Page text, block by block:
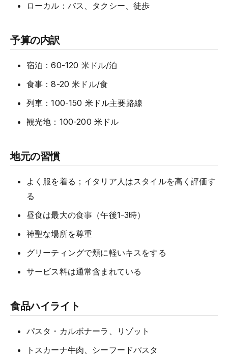
ローカル：バス、タクシー、徒歩
予算の内訳
宿泊：60-120 米ドル/泊
食事：8-20 米ドル/食
列車：100-150 米ドル主要路線
観光地：100-200 米ドル
地元の習慣
よく服を着る；イタリア人はスタイルを高く評価す
る
昼食は最大の食事（午後1-3時）
神聖な場所を尊重
グリーティングで頬に軽いキスをする
サービス料は通常含まれている
食品ハイライト
パスタ・カルボナーラ、リゾット
トスカーナ牛肉、シーフードパスタ